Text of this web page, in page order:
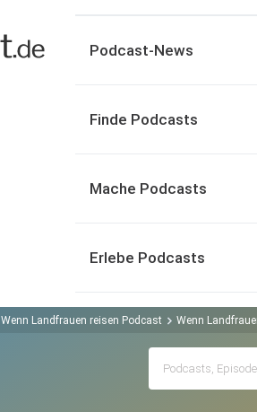
Podcast-News
Finde Podcasts
Mache Podcasts
Erlebe Podcasts
Wenn Landfrauen reisen Podcast Wenn